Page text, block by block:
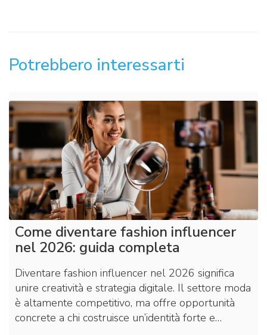
Potrebbero interessarti
Come diventare fashion influencer
nel 2026: guida completa
Diventare fashion influencer nel 2026 significa
unire creatività e strategia digitale. Il settore moda
è altamente competitivo, ma offre opportunità
concrete a chi costruisce un’identità forte e…